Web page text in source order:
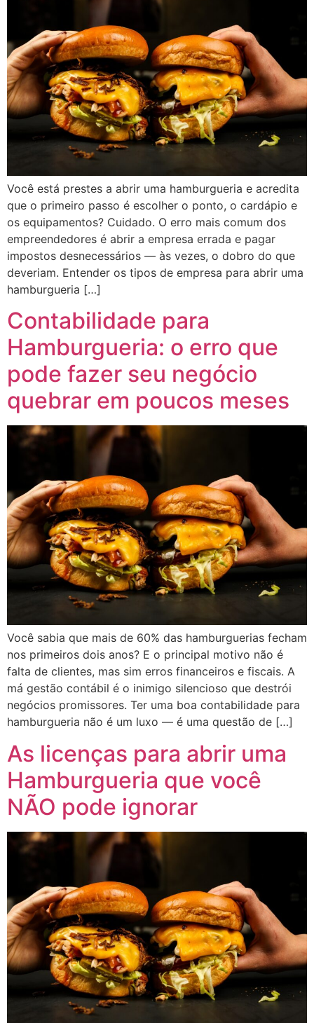
Você está prestes a abrir uma hamburgueria e acredita
que o primeiro passo é escolher o ponto, o cardápio e
os equipamentos? Cuidado. O erro mais comum dos
empreendedores é abrir a empresa errada e pagar
impostos desnecessários — às vezes, o dobro do que
deveriam. Entender os tipos de empresa para abrir uma
hamburgueria […]
Contabilidade para
Hamburgueria: o erro que
pode fazer seu negócio
quebrar em poucos meses
Você sabia que mais de 60% das hamburguerias fecham
nos primeiros dois anos? E o principal motivo não é
falta de clientes, mas sim erros financeiros e fiscais. A
má gestão contábil é o inimigo silencioso que destrói
negócios promissores. Ter uma boa contabilidade para
hamburgueria não é um luxo — é uma questão de […]
As licenças para abrir uma
Hamburgueria que você
NÃO pode ignorar